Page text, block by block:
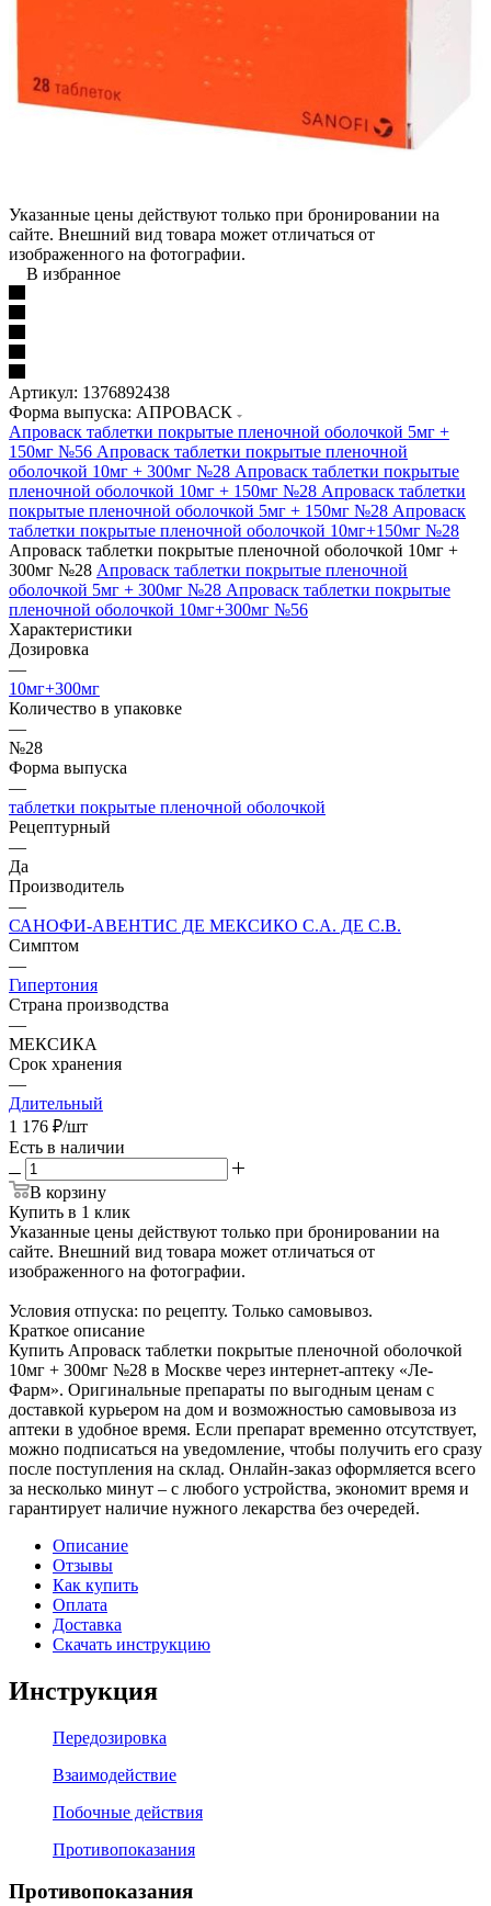
Указанные цены действуют только при бронировании на
сайте. Внешний вид товара может отличаться от
изображенного на фотографии.
В избранное
Артикул: 1376892438
Форма выпуска: АПРОВАСК
Апроваск таблетки покрытые пленочной оболочкой 5мг +
150мг №56 Апроваск таблетки покрытые пленочной
оболочкой 10мг + 300мг №28 Апроваск таблетки покрытые
пленочной оболочкой 10мг + 150мг №28 Апроваск таблетки
покрытые пленочной оболочкой 5мг + 150мг №28 Апроваск
таблетки покрытые пленочной оболочкой 10мг+150мг №28
Апроваск таблетки покрытые пленочной оболочкой 10мг +
300мг №28 Апроваск таблетки покрытые пленочной
оболочкой 5мг + 300мг №28 Апроваск таблетки покрытые
пленочной оболочкой 10мг+300мг №56
Характеристики
Дозировка
—
10мг+300мг
Количество в упаковке
—
№28
Форма выпуска
—
таблетки покрытые пленочной оболочкой
Рецептурный
—
Да
Производитель
—
САНОФИ-АВЕНТИС ДЕ МЕКСИКО С.А. ДЕ С.В.
Симптом
—
Гипертония
Страна производства
—
МЕКСИКА
Срок хранения
—
Длительный
1 176 ₽/шт
Есть в наличии
В корзину
Купить в 1 клик
Указанные цены действуют только при бронировании на
сайте. Внешний вид товара может отличаться от
изображенного на фотографии.
Условия отпуска: по рецепту. Только самовывоз.
Краткое описание
Купить Апроваск таблетки покрытые пленочной оболочкой
10мг + 300мг №28 в Москве через интернет-аптеку «Ле-
Фарм». Оригинальные препараты по выгодным ценам с
доставкой курьером на дом и возможностью самовывоза из
аптеки в удобное время. Если препарат временно отсутствует,
можно подписаться на уведомление, чтобы получить его сразу
после поступления на склад. Онлайн-заказ оформляется всего
за несколько минут – с любого устройства, экономит время и
гарантирует наличие нужного лекарства без очередей.
Описание
Отзывы
Как купить
Оплата
Доставка
Скачать инструкцию
Инструкция
Передозировка
Взаимодействие
Побочные действия
Противопоказания
Противопоказания